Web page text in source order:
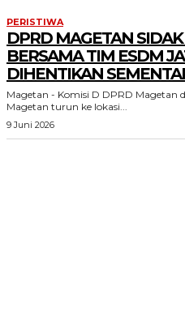
PERISTIWA
DPRD MAGETAN
BERSAMA TIM ESDM
DIHENTIKAN
Magetan - Komisi D DPRD
Magetan turun ke lokasi...
9 Juni 2026